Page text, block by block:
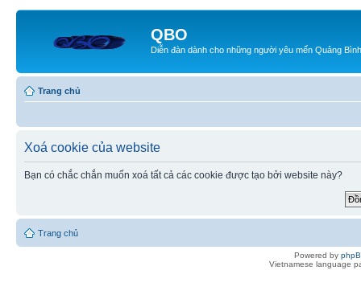
QBO
Diễn đàn dành cho những người yêu mến Quảng Bình
Trang chủ
Xoá cookie của website
Bạn có chắc chắn muốn xoá tất cả các cookie được tạo bởi website này?
Trang chủ
Powered by
Vietnamese language